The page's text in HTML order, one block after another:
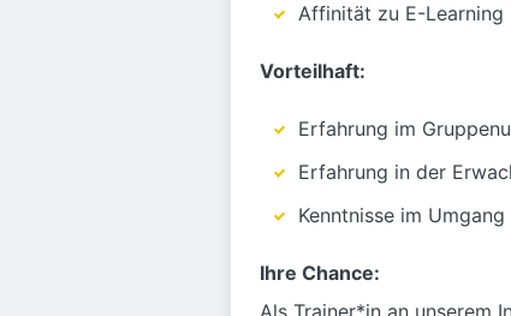
Affinität zu E-
Vorteilhaft:
Erfahrung im
Erfahrung in der
Kenntnisse im
Ihre Chance:
Als Trainer*in an unserem